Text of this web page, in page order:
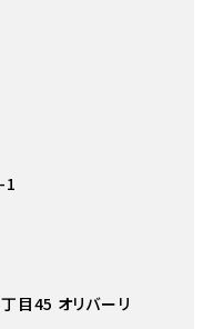
1
目45 オリバーリ